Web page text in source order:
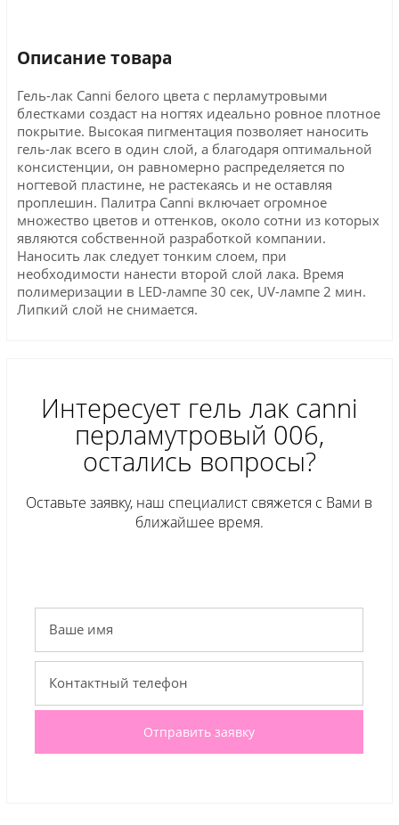
Описание товара
Гель-лак Canni белого цвета с перламутровыми
блестками создаст на ногтях идеально ровное плотное
покрытие. Высокая пигментация позволяет наносить
гель-лак всего в один слой, а благодаря оптимальной
консистенции, он равномерно распределяется по
ногтевой пластине, не растекаясь и не оставляя
проплешин. Палитра Canni включает огромное
множество цветов и оттенков, около сотни из которых
являются собственной разработкой компании.
Наносить лак следует тонким слоем, при
необходимости нанести второй слой лака. Время
полимеризации в LED-лампе 30 сек, UV-лампе 2 мин.
Липкий слой не снимается.
Интересует гель лак сanni
перламутровый 006,
остались вопросы?
Оставьте заявку, наш специалист свяжется с Вами в
ближайшее время.
Отправить заявку